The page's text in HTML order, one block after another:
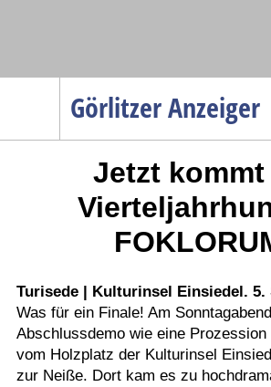
Görlitzer Anzeiger
Gesellschaft
Verkehr
Gesundheit
Kultur
Jetzt kommt
Turisede | Kulturinsel Einsiedel. 5.
Was für ein Finale! Am
Abschlussdemo wie eine Prozession
vom Holzplatz der Kulturinsel
zur Neiße. Dort kam es zu